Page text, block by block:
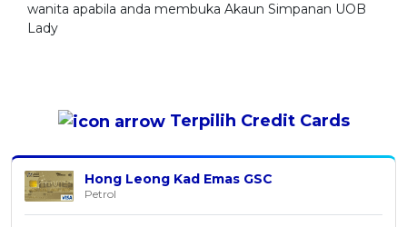
wanita apabila anda membuka Akaun Simpanan UOB
Lady
Terpilih Credit Cards
Hong Leong Kad Emas GSC
Petrol